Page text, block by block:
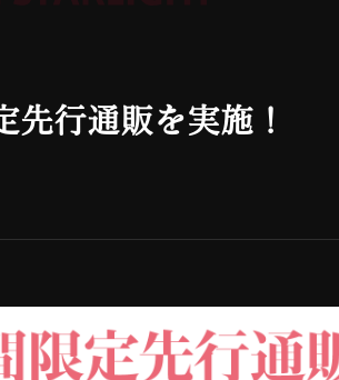
先行通販を実施！